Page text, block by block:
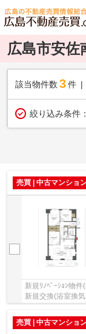
広島市安
該当物件数 3件
絞り込み条件：
売買 | 中古マンショ
新規ﾘﾉﾍﾞｰｼｮﾝ物
新規交換(浴室換
売買 | 中古マンショ